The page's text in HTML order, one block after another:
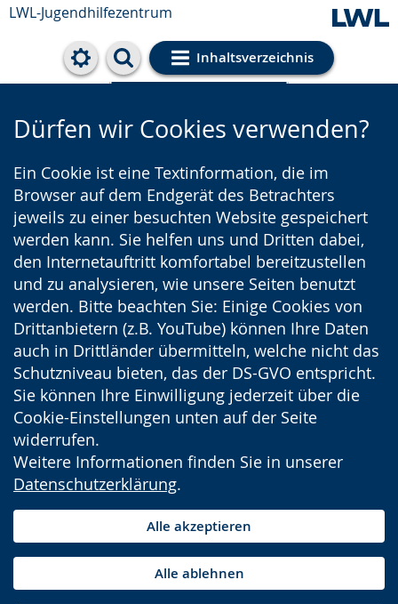
LWL-Jugendhilfezentrum
Inhaltsverzeichnis
Cookie-Einstellungen
Dürfen wir Cookies verwenden?
Ein Cookie ist eine Textinformation, die im
Browser auf dem Endgerät des Betrachters
jeweils zu einer besuchten Website gespeichert
werden kann. Sie helfen uns und Dritten dabei,
den Internetauftritt komfortabel bereitzustellen
und zu analysieren, wie unsere Seiten benutzt
werden. Bitte beachten Sie: Einige Cookies von
Drittanbietern (z.B. YouTube) können Ihre Daten
auch in Drittländer übermitteln, welche nicht das
Schutzniveau bieten, das der DS-GVO entspricht.
Sie können Ihre Einwilligung jederzeit über die
Cookie-Einstellungen unten auf der Seite
widerrufen.
Weitere Informationen finden Sie in unserer
Datenschutzerklärung.
Alle akzeptieren
Alle ablehnen